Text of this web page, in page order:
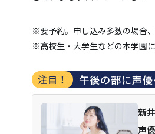
※要予約。申し込み多数の場合
※高校生・大学生などの本学園
注目！ 午後の部に声
新
声